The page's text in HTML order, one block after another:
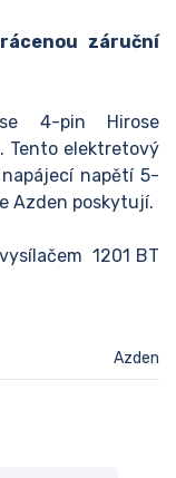
záruční
4-pin Hirose
Tento elektretový
napětí 5-
Azden poskytují.
1201 BT
Azden